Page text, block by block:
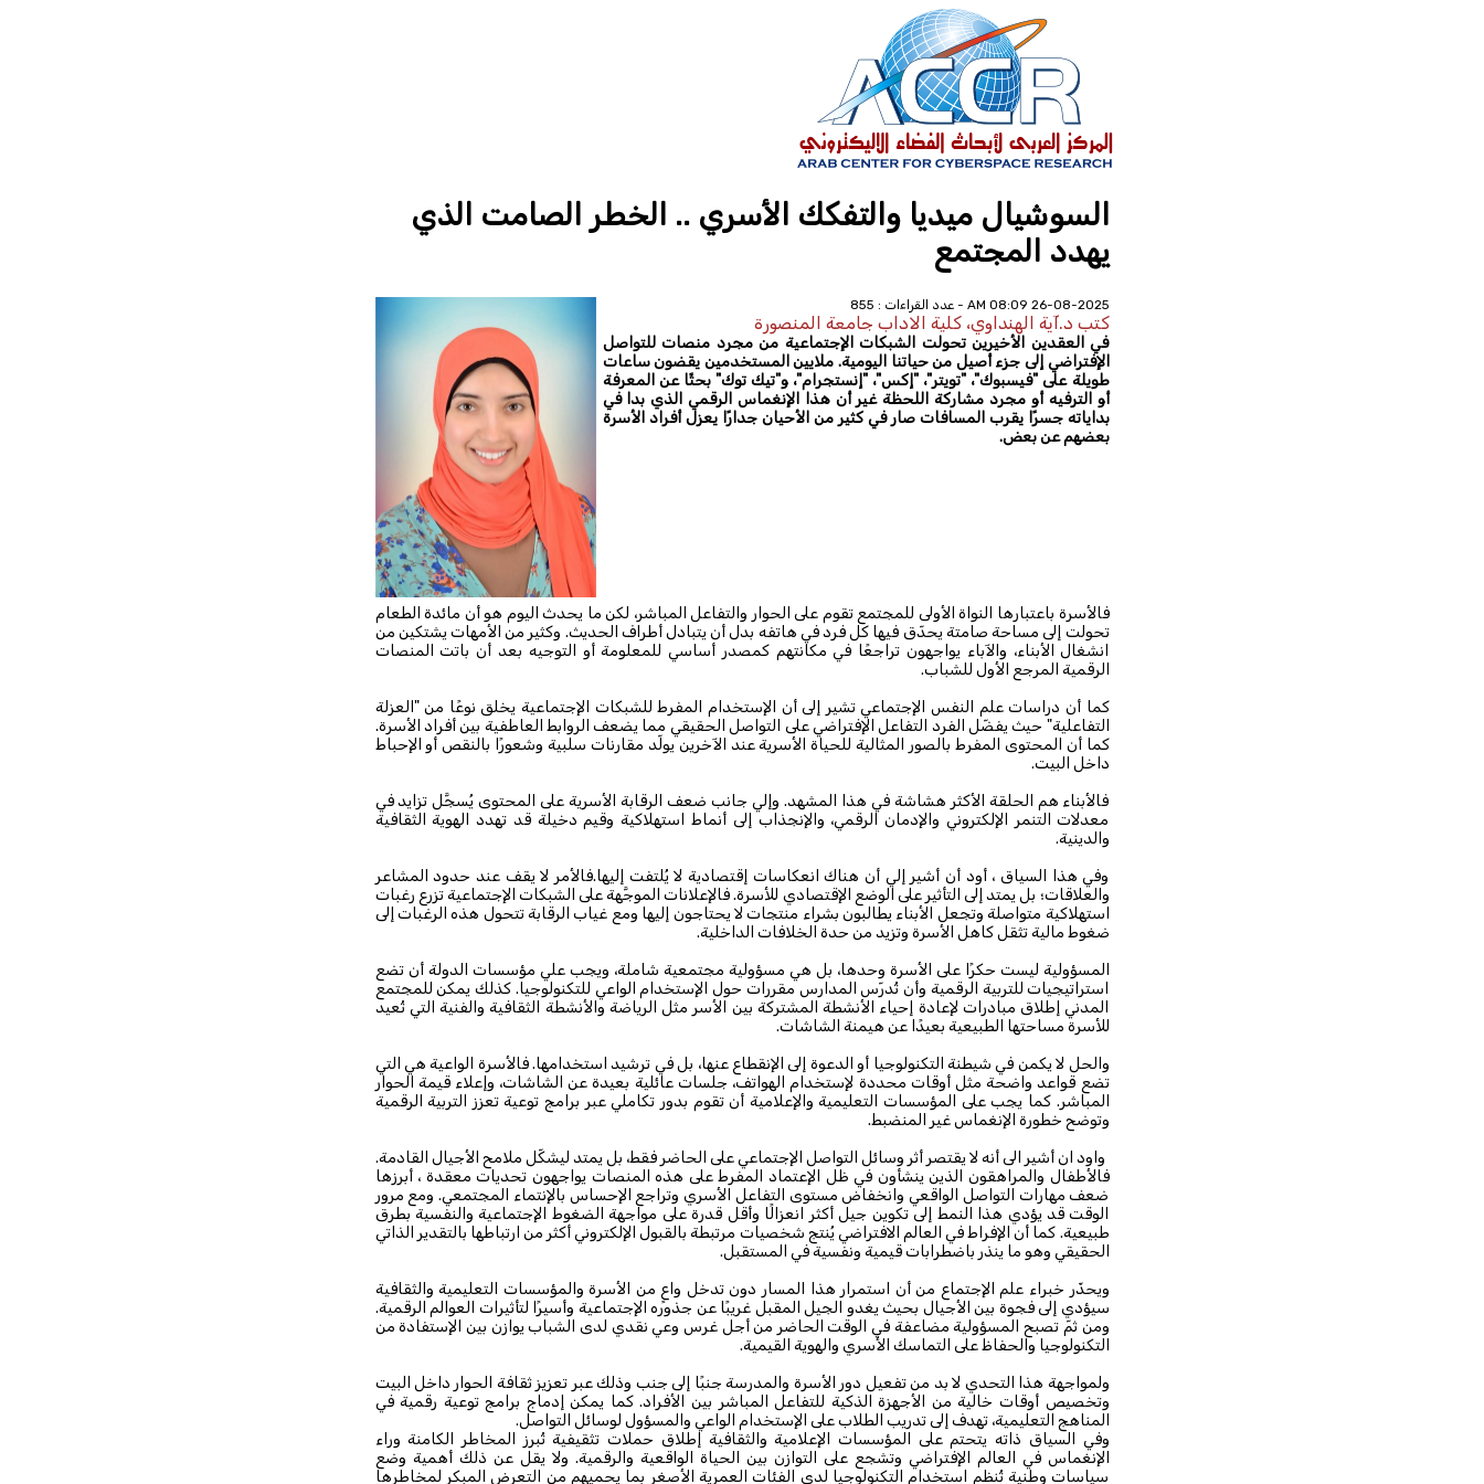
السوشيال ميديا والتفكك الأسري .. الخطر الصامت الذي
يهدد المجتمع
26-08-2025 08:09 AM - عدد القراءات : 855
كتب د.آية الهنداوي، كلية الاداب جامعة المنصورة
في العقدين الأخيرين تحولت الشبكات الإجتماعية من مجرد منصات للتواصل
الإفتراضي إلى جزء أصيل من حياتنا اليومية. ملايين المستخدمين يقضون ساعات
طويلة على "فيسبوك"، "تويتر"، "إكس"، "إنستجرام"، و"تيك توك" بحثًا عن المعرفة
أو الترفيه أو مجرد مشاركة اللحظة غير أن هذا الإنغماس الرقمي الذي بدا في
بداياته جسرًا يقرب المسافات صار في كثير من الأحيان جدارًا يعزل أفراد الأسرة
بعضهم عن بعض.
فالأسرة باعتبارها النواة الأولى للمجتمع تقوم على الحوار والتفاعل المباشر، لكن ما يحدث اليوم هو أن مائدة الطعام
تحولت إلى مساحة صامتة يحدّق فيها كل فرد في هاتفه بدل أن يتبادل أطراف الحديث. وكثير من الأمهات يشتكين من
انشغال الأبناء، والآباء يواجهون تراجعًا في مكانتهم كمصدر أساسي للمعلومة أو التوجيه بعد أن باتت المنصات
الرقمية المرجع الأول للشباب.
كما أن دراسات علم النفس الإجتماعي تشير إلى أن الإستخدام المفرط للشبكات الإجتماعية يخلق نوعًا من "العزلة
التفاعلية" حيث يفضّل الفرد التفاعل الإفتراضي على التواصل الحقيقي مما يضعف الروابط العاطفية بين أفراد الأسرة.
كما أن المحتوى المفرط بالصور المثالية للحياة الأسرية عند الآخرين يولّد مقارنات سلبية وشعورًا بالنقص أو الإحباط
داخل البيت.
فالأبناء هم الحلقة الأكثر هشاشة في هذا المشهد. وإلي جانب ضعف الرقابة الأسرية على المحتوى يُسجَّل تزايد في
معدلات التنمر الإلكتروني والإدمان الرقمي، والإنجذاب إلى أنماط استهلاكية وقيم دخيلة قد تهدد الهوية الثقافية
والدينية.
وفي هذا السياق ، أود أن أشير إلي أن هناك انعكاسات إقتصادية لا يُلتفت إليها.فالأمر لا يقف عند حدود المشاعر
والعلاقات؛ بل يمتد إلى التأثير على الوضع الإقتصادي للأسرة. فالإعلانات الموجَّهة على الشبكات الإجتماعية تزرع رغبات
استهلاكية متواصلة وتجعل الأبناء يطالبون بشراء منتجات لا يحتاجون إليها ومع غياب الرقابة تتحول هذه الرغبات إلى
ضغوط مالية تثقل كاهل الأسرة وتزيد من حدة الخلافات الداخلية.
المسؤولية ليست حكرًا على الأسرة وحدها، بل هي مسؤولية مجتمعية شاملة، ويجب علي مؤسسات الدولة أن تضع
استراتيجيات للتربية الرقمية وأن تُدرّس المدارس مقررات حول الإستخدام الواعي للتكنولوجيا. كذلك يمكن للمجتمع
المدني إطلاق مبادرات لإعادة إحياء الأنشطة المشتركة بين الأسر مثل الرياضة والأنشطة الثقافية والفنية التي تُعيد
للأسرة مساحتها الطبيعية بعيدًا عن هيمنة الشاشات.
والحل لا يكمن في شيطنة التكنولوجيا أو الدعوة إلى الإنقطاع عنها، بل في ترشيد استخدامها. فالأسرة الواعية هي التي
تضع قواعد واضحة مثل أوقات محددة لإستخدام الهواتف، جلسات عائلية بعيدة عن الشاشات، وإعلاء قيمة الحوار
المباشر. كما يجب على المؤسسات التعليمية والإعلامية أن تقوم بدور تكاملي عبر برامج توعية تعزز التربية الرقمية
وتوضح خطورة الإنغماس غير المنضبط.
واود ان أشير الى أنه لا يقتصر أثر وسائل التواصل الإجتماعي على الحاضر فقط، بل يمتد ليشكّل ملامح الأجيال القادمة.
فالأطفال والمراهقون الذين ينشأون في ظل الإعتماد المفرط على هذه المنصات يواجهون تحديات معقدة ، أبرزها
ضعف مهارات التواصل الواقعي وانخفاض مستوى التفاعل الأسري وتراجع الإحساس بالإنتماء المجتمعي. ومع مرور
الوقت قد يؤدي هذا النمط إلى تكوين جيل أكثر انعزالًا وأقل قدرة على مواجهة الضغوط الإجتماعية والنفسية بطرق
طبيعية. كما أن الإفراط في العالم الافتراضي يُنتج شخصيات مرتبطة بالقبول الإلكتروني أكثر من ارتباطها بالتقدير الذاتي
الحقيقي وهو ما ينذر باضطرابات قيمية ونفسية في المستقبل.
ويحذّر خبراء علم الإجتماع من أن استمرار هذا المسار دون تدخل واعٍ من الأسرة والمؤسسات التعليمية والثقافية
سيؤدي إلى فجوة بين الأجيال بحيث يغدو الجيل المقبل غريبًا عن جذوره الإجتماعية وأسيرًا لتأثيرات العوالم الرقمية.
ومن ثمّ تصبح المسؤولية مضاعفة في الوقت الحاضر من أجل غرس وعي نقدي لدى الشباب يوازن بين الإستفادة من
التكنولوجيا والحفاظ على التماسك الأسري والهوية القيمية.
ولمواجهة هذا التحدي لا بد من تفعيل دور الأسرة والمدرسة جنبًا إلى جنب وذلك عبر تعزيز ثقافة الحوار داخل البيت
وتخصيص أوقات خالية من الأجهزة الذكية للتفاعل المباشر بين الأفراد. كما يمكن إدماج برامج توعية رقمية في
المناهج التعليمية، تهدف إلى تدريب الطلاب على الإستخدام الواعي والمسؤول لوسائل التواصل.
وفي السياق ذاته يتحتم على المؤسسات الإعلامية والثقافية إطلاق حملات تثقيفية تُبرز المخاطر الكامنة وراء
الإنغماس في العالم الإفتراضي وتشجع على التوازن بين الحياة الواقعية والرقمية. ولا يقل عن ذلك أهمية وضع
سياسات وطنية تُنظم استخدام التكنولوجيا لدى الفئات العمرية الأصغر بما يحميهم من التعرض المبكر لمخاطرها